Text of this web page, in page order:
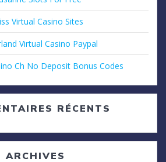
Virtual Casino Sites
Virtual Casino Paypal
Ch No Deposit Bonus Codes
RÉCENTS
ARCHIVES